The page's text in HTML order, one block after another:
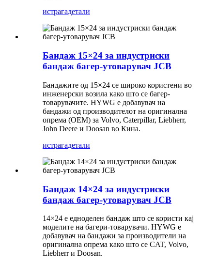
истрагадетали
Бандаж 15×24 за индустриски
бандаж багер-утоварувач JCB
Бандажите од 15×24 се широко користени во
инженерски возила како што се багер-
товарувачите. HYWG е добавувач на
бандажи од производителот на оригинална
опрема (OEM) за Volvo, Caterpillar, Liebherr,
John Deere и Doosan во Кина.
истрагадетали
Бандаж 14×24 за индустриски
бандаж багер-утоварувач JCB
14×24 е едноделен бандаж што се користи кај
моделите на багери-товарувачи. HYWG е
добавувач на бандажи за производители на
оригинална опрема како што се CAT, Volvo,
Liebherr и Doosan.